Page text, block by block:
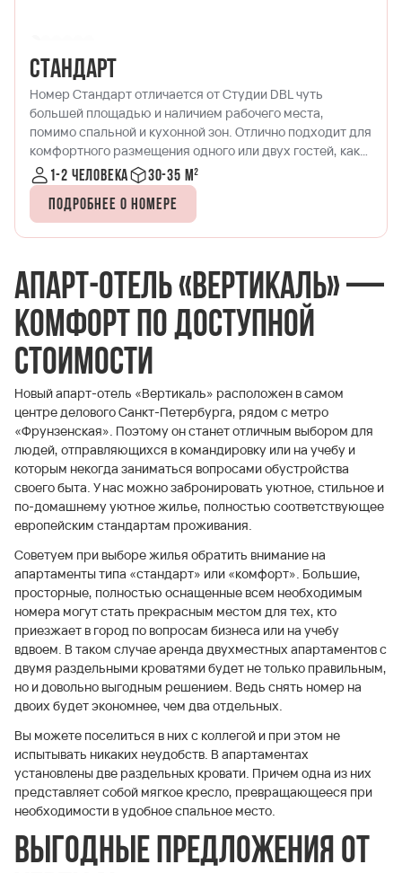
Стандарт отличается от Студии DBL чуть
площадью и наличием рабочего места,
спальной и кухонной зон. Отлично подходит для
размещения одного или двух гостей, как
время командировки, так и для отдыха.
1-2 человека
30-35 м²
Подробнее о номере
Апарт-отель «Вертикаль» —
комфорт по доступной
стоимости
Новый апарт-отель «Вертикаль» расположен в самом
центре делового Санкт-Петербурга, рядом с метро
«Фрунзенская». Поэтому он станет отличным выбором для
людей, отправляющихся в командировку или на учебу и
которым некогда заниматься вопросами обустройства
своего быта. У нас можно забронировать уютное, стильное и
по-домашнему уютное жилье, полностью соответствующее
европейским стандартам проживания.
Советуем при выборе жилья обратить внимание на
апартаменты типа «стандарт» или «комфорт». Большие,
просторные, полностью оснащенные всем необходимым
номера могут стать прекрасным местом для тех, кто
приезжает в город по вопросам бизнеса или на учебу
вдвоем. В таком случае аренда двухместных апартаментов с
двумя раздельными кроватями будет не только правильным,
но и довольно выгодным решением. Ведь снять номер на
двоих будет экономнее, чем два отдельных.
Вы можете поселиться в них с коллегой и при этом не
испытывать никаких неудобств. В апартаментах
установлены две раздельных кровати. Причем одна из них
представляет собой мягкое кресло, превращающееся при
необходимости в удобное спальное место.
Выгодные предложения от